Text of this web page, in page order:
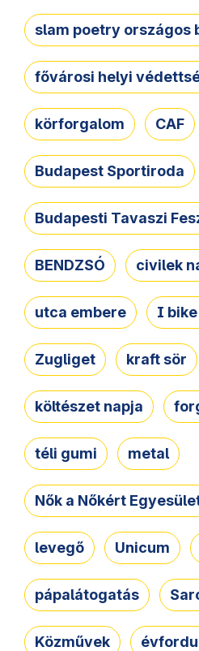
slam poetry országos
fővárosi helyi
körforgalom CAF
Budapest Sportiroda
Budapesti Tavaszi
BENDZSÓ civilek
utca embere I bike
Zugliget kraft sör
költészet napja
téli gumi metal
Nők a Nőkért
levegő Unicum
pápalátogatás
Közművek